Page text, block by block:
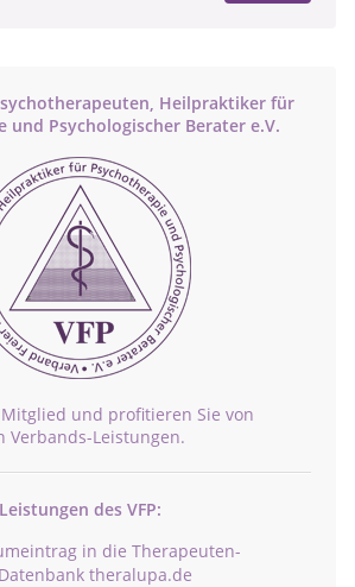
Heilpraktiker für
und Psychologischer Berater e.V.
und profitieren Sie von
Verbands-Leistungen.
Leistungen des VFP:
in die Therapeuten-
Datenbank theralupa.de